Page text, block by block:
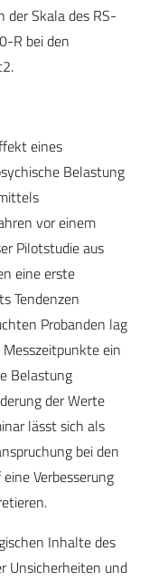
der Skala des RS-
R bei den
eines
Belastung
vor einem
Pilotstudie aus
eine erste
Tendenzen
Probanden lag
ein
Belastung
der Werte
lässt sich als
bei den
Verbesserung
Inhalte des
Unsicherheiten und